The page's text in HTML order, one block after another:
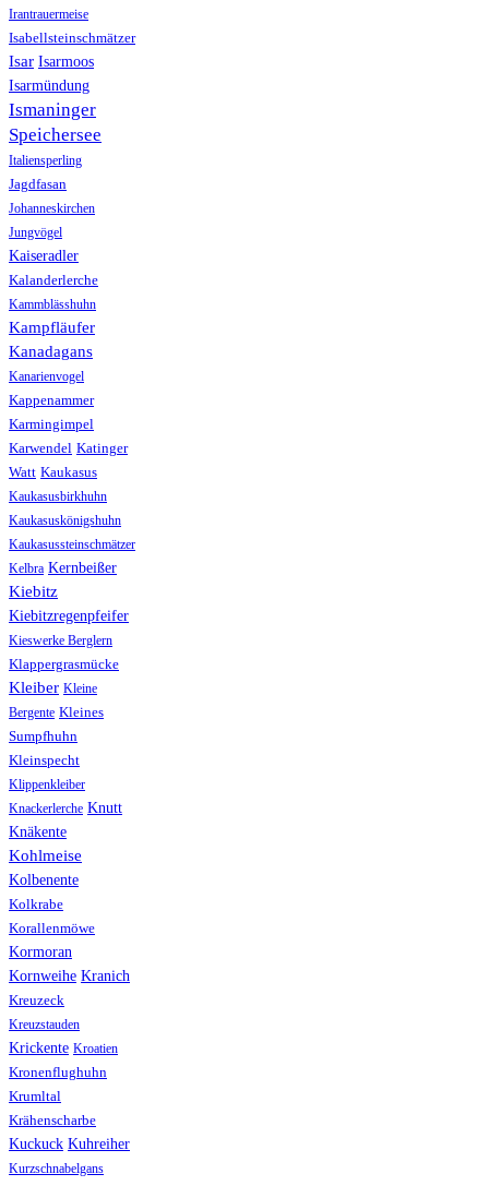
Irantrauermeise
Isabellsteinschmätzer
Isar Isarmoos
Isarmündung
Ismaninger
Speichersee
Italiensperling
Jagdfasan
Johanneskirchen
Jungvögel
Kaiseradler
Kalanderlerche
Kammblässhuhn
Kampfläufer
Kanadagans
Kanarienvogel
Kappenammer
Karmingimpel
Karwendel Katinger
Watt Kaukasus
Kaukasusbirkhuhn
Kaukasuskönigshuhn
Kaukasussteinschmätzer
Kelbra Kernbeißer
Kiebitz
Kiebitzregenpfeifer
Kieswerke Berglern
Klappergrasmücke
Kleiber Kleine
Bergente Kleines
Sumpfhuhn
Kleinspecht
Klippenkleiber
Knackerlerche Knutt
Knäkente
Kohlmeise
Kolbenente
Kolkrabe
Korallenmöwe
Kormoran
Kornweihe Kranich
Kreuzeck
Kreuzstauden
Krickente Kroatien
Kronenflughuhn
Krumltal
Krähenscharbe
Kuckuck Kuhreiher
Kurzschnabelgans